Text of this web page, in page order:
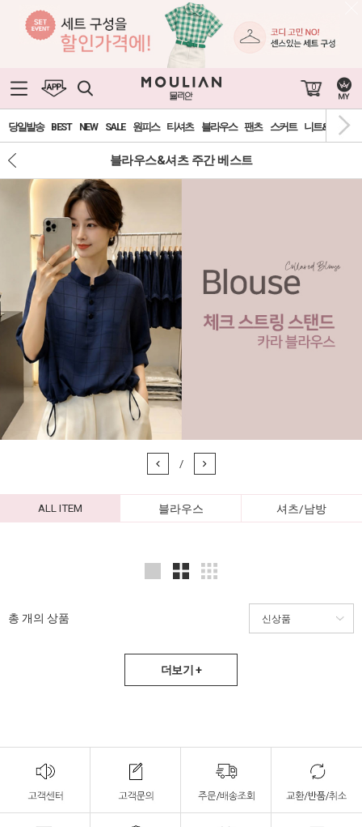
0
당일발송 BEST NEW SALE 원피스 티셔츠 블라우스 팬츠 스커트 니트&가디건
블라우스&셔츠 주간 베스트
/
ALL ITEM 블라우스 셔츠/남방
총 개의 상품
더보기 +